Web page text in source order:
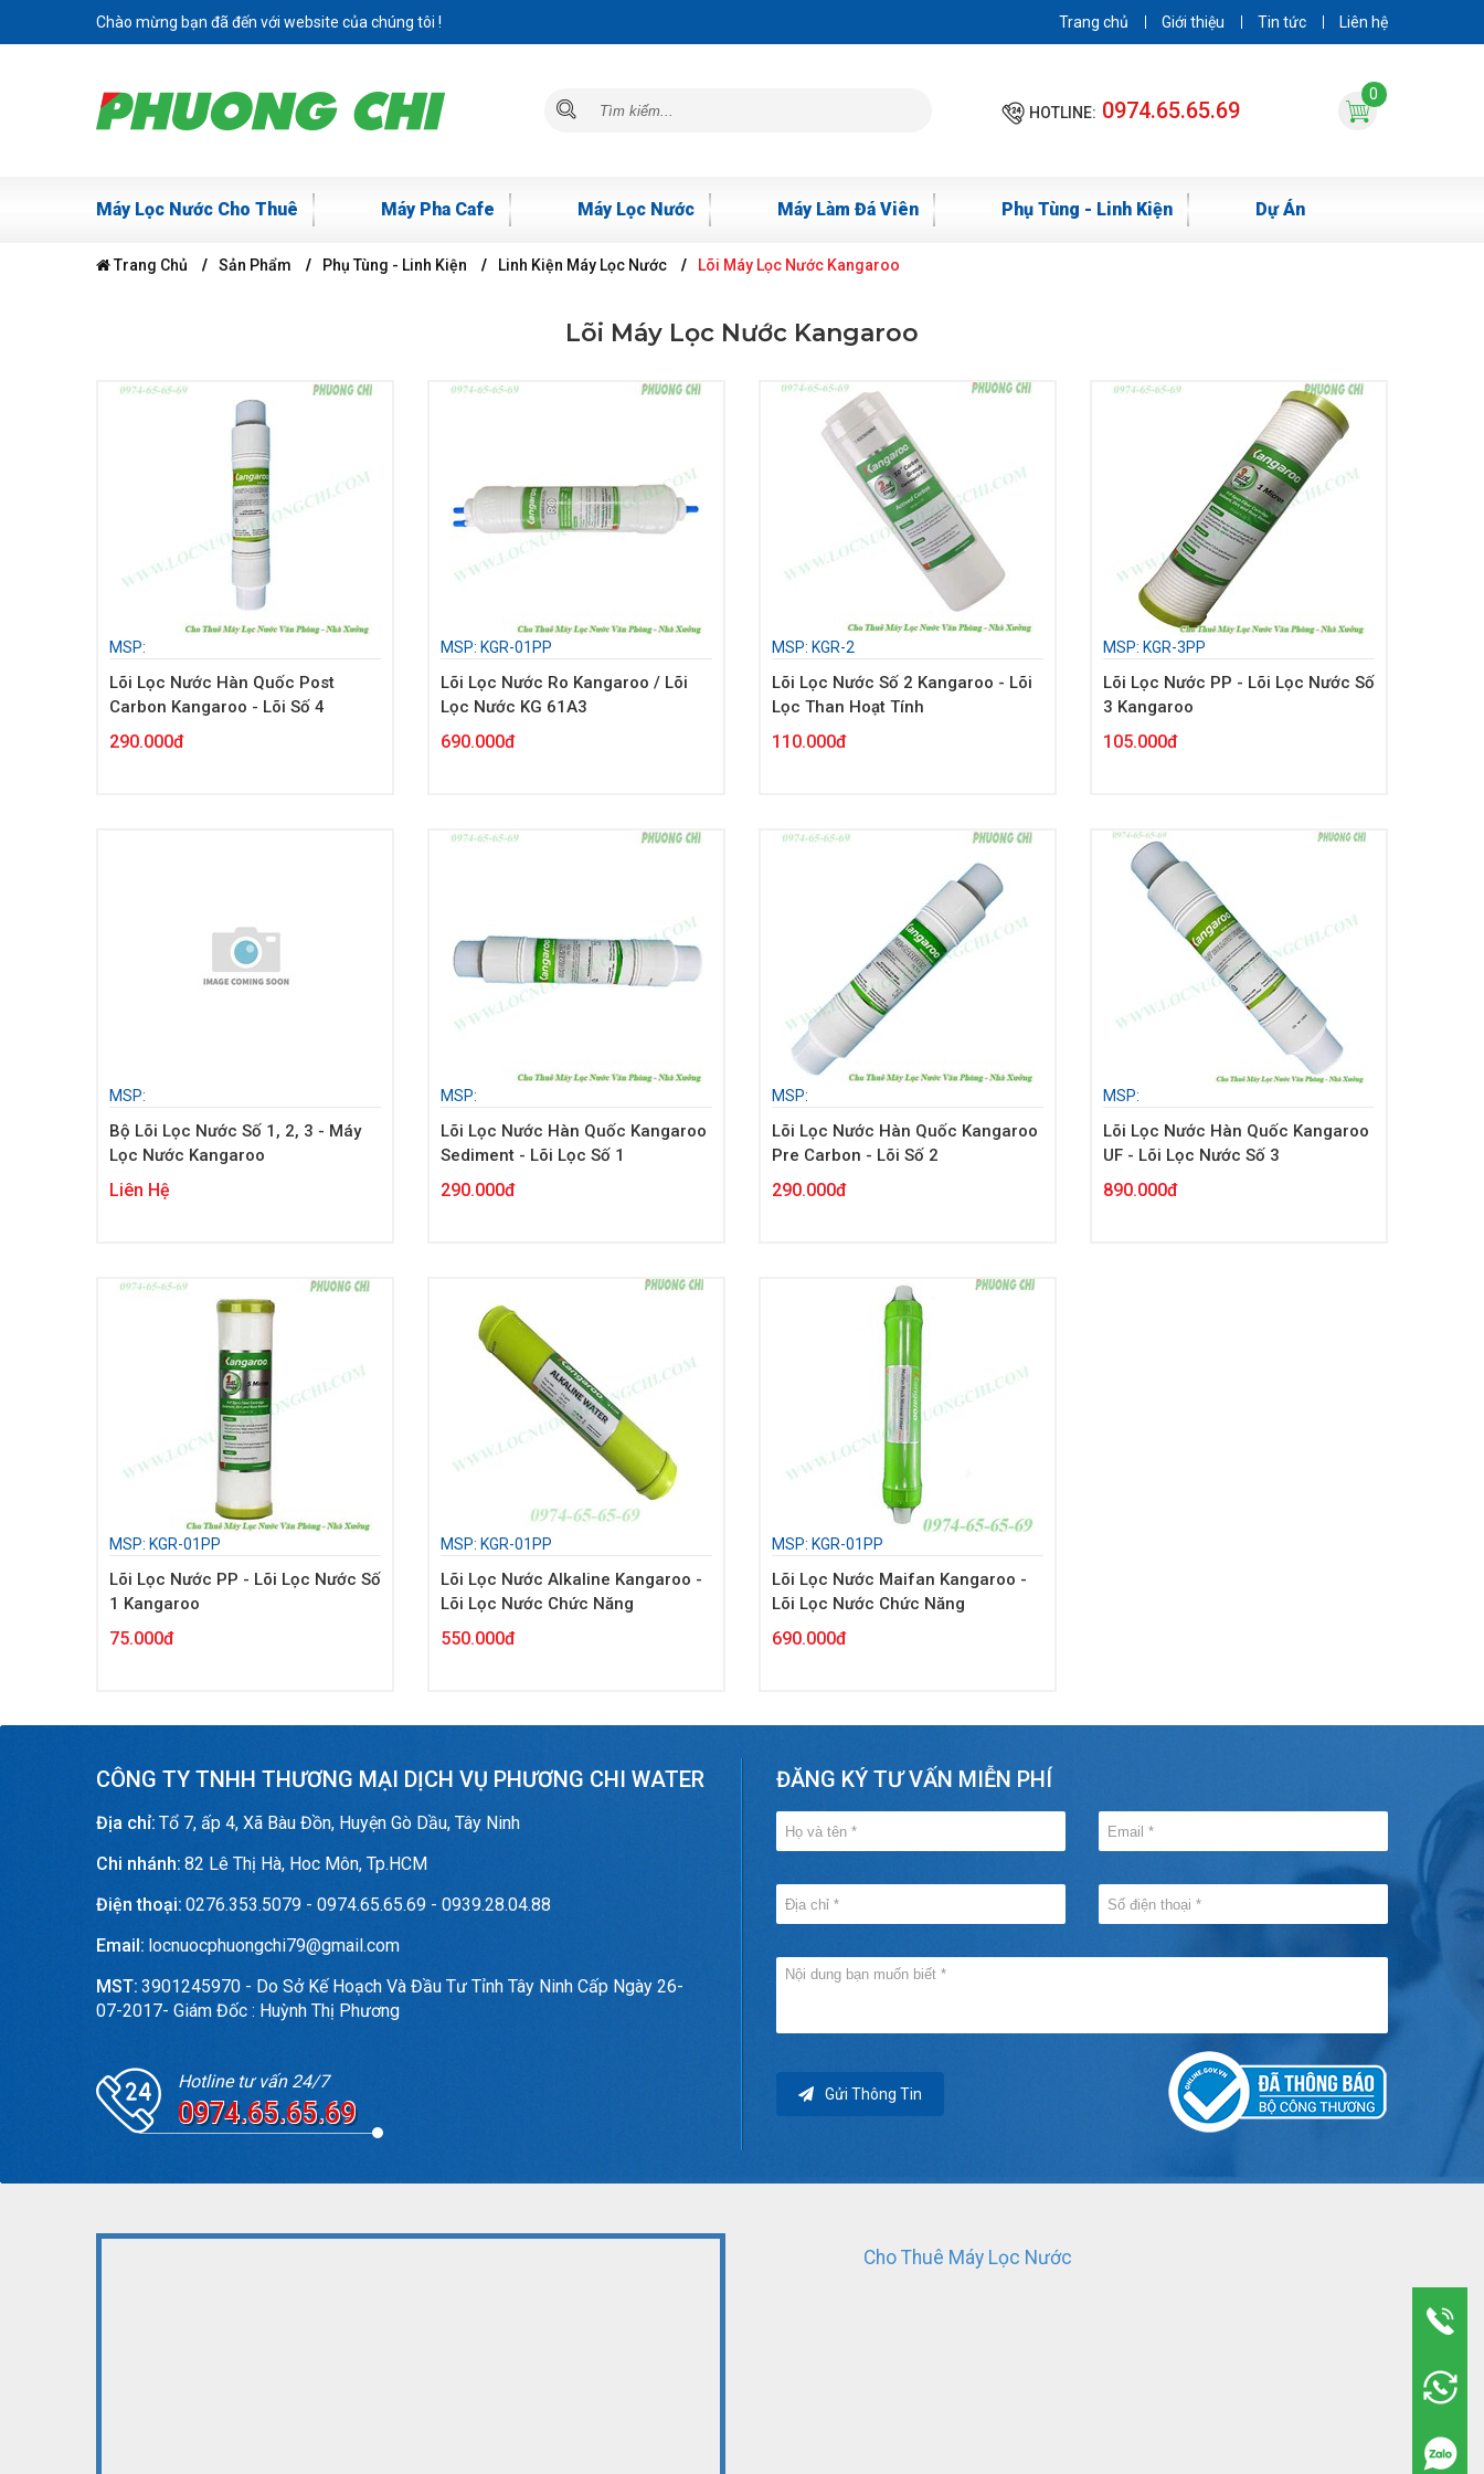
Chào mừng bạn đã đến với website của chúng tôi ! Trang chủ Giới thiệu Tin tức Liên hệ
HOTLINE: 0974.65.65.69
0
Máy Lọc Nước Cho Thuê Máy Pha Cafe Máy Lọc Nước Máy Làm Đá Viên Phụ Tùng - Linh Kiện Dự Án
Trang Chủ Sản Phẩm Phụ Tùng - Linh Kiện Linh Kiện Máy Lọc Nước Lõi Máy Lọc Nước Kangaroo
Lõi Máy Lọc Nước Kangaroo
MSP:
Lõi Lọc Nước Hàn Quốc Post
Carbon Kangaroo - Lõi Số 4
290.000đ
MSP: KGR-01PP
Lõi Lọc Nước Ro Kangaroo / Lõi
Lọc Nước KG 61A3
690.000đ
MSP: KGR-2
Lõi Lọc Nước Số 2 Kangaroo - Lõi
Lọc Than Hoạt Tính
110.000đ
MSP: KGR-3PP
Lõi Lọc Nước PP - Lõi Lọc Nước Số
3 Kangaroo
105.000đ
MSP:
Bộ Lõi Lọc Nước Số 1, 2, 3 - Máy
Lọc Nước Kangaroo
Liên Hệ
MSP:
Lõi Lọc Nước Hàn Quốc Kangaroo
Sediment - Lõi Lọc Số 1
290.000đ
MSP:
Lõi Lọc Nước Hàn Quốc Kangaroo
Pre Carbon - Lõi Số 2
290.000đ
MSP:
Lõi Lọc Nước Hàn Quốc Kangaroo
UF - Lõi Lọc Nước Số 3
890.000đ
MSP: KGR-01PP
Lõi Lọc Nước PP - Lõi Lọc Nước Số
1 Kangaroo
75.000đ
MSP: KGR-01PP
Lõi Lọc Nước Alkaline Kangaroo -
Lõi Lọc Nước Chức Năng
550.000đ
MSP: KGR-01PP
Lõi Lọc Nước Maifan Kangaroo -
Lõi Lọc Nước Chức Năng
690.000đ
CÔNG TY TNHH THƯƠNG MẠI DỊCH VỤ PHƯƠNG CHI WATER
Địa chỉ: Tổ 7, ấp 4, Xã Bàu Đồn, Huyện Gò Dầu, Tây Ninh
Chi nhánh: 82 Lê Thị Hà, Hoc Môn, Tp.HCM
Điện thoại: 0276.353.5079 - 0974.65.65.69 - 0939.28.04.88
Email: locnuocphuongchi79@gmail.com
MST: 3901245970 - Do Sở Kế Hoạch Và Đầu Tư Tỉnh Tây Ninh Cấp Ngày 26-
07-2017- Giám Đốc : Huỳnh Thị Phương
Hotline tư vấn 24/7
0974.65.65.69
ĐĂNG KÝ TƯ VẤN MIỄN PHÍ
Gửi Thông Tin
Cho Thuê Máy Lọc Nước